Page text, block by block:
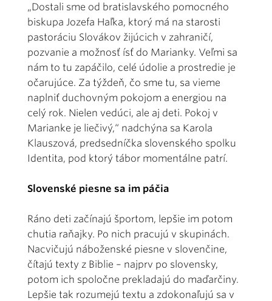
„Dostali sme od bratislavského pomocného
biskupa Jozefa Haľka, ktorý má na starosti
pastoráciu Slovákov žijúcich v zahraničí,
pozvanie a možnosť ísť do Marianky. Veľmi sa
nám to tu zapáčilo, celé údolie a prostredie je
očarujúce. Za týždeň, čo sme tu, sa vieme
naplniť duchovným pokojom a energiou na
celý rok. Nielen vedúci, ale aj deti. Pokoj v
Marianke je liečivý,“ nadchýna sa Karola
Klauszová, predsedníčka slovenského spolku
Identita, pod ktorý tábor momentálne patrí.
Slovenské piesne sa im páčia
Ráno deti začínajú športom, lepšie im potom
chutia raňajky. Po nich pracujú v skupinách.
Nacvičujú náboženské piesne v slovenčine,
čítajú texty z Biblie – najprv po slovensky,
potom ich spoločne prekladajú do maďarčiny.
Lepšie tak rozumejú textu a zdokonaľujú sa v